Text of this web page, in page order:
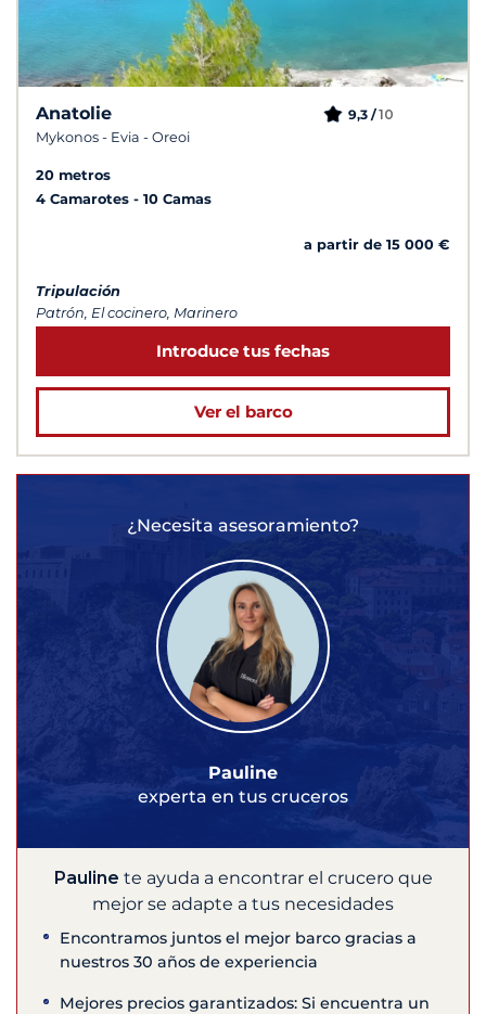
Anatolie
Mykonos - Evia - Oreoi
9,3 /10
20 metros
4 Camarotes
10 Camas
a partir de 15 000 €
Tripulación
Patrón, El cocinero, Marinero
Introduce tus fechas
Ver el barco
¿Necesita asesoramiento?
Pauline
experta en tus cruceros
Pauline te ayuda a encontrar el crucero que
mejor se adapte a tus necesidades
Encontramos juntos el mejor barco gracias a
nuestros 30 años de experiencia
Mejores precios garantizados: Si encuentra un